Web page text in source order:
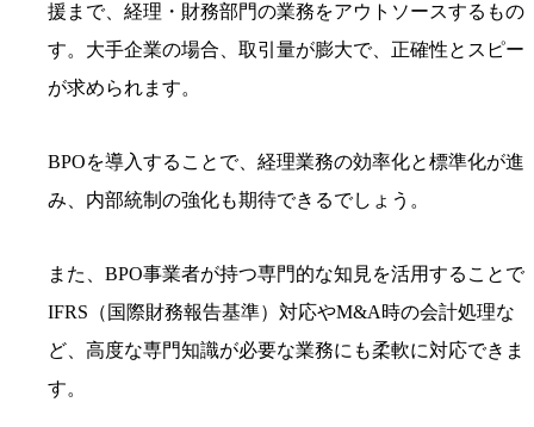
援まで、経理・財務部門の業務をアウトソースするもの
す。大手企業の場合、取引量が膨大で、正確性とスピー
が求められます。
BPOを導入することで、経理業務の効率化と標準化が進
み、内部統制の強化も期待できるでしょう。
また、BPO事業者が持つ専門的な知見を活用することで
IFRS（国際財務報告基準）対応やM&A時の会計処理な
ど、高度な専門知識が必要な業務にも柔軟に対応できま
す。